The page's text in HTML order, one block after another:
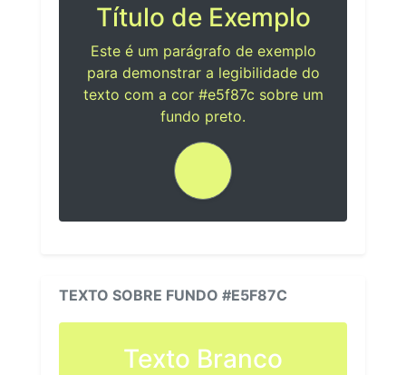
Título de Exemplo
Este é um parágrafo de exemplo
para demonstrar a legibilidade do
texto com a cor #e5f87c sobre um
fundo preto.
TEXTO SOBRE FUNDO #E5F87C
Texto Branco